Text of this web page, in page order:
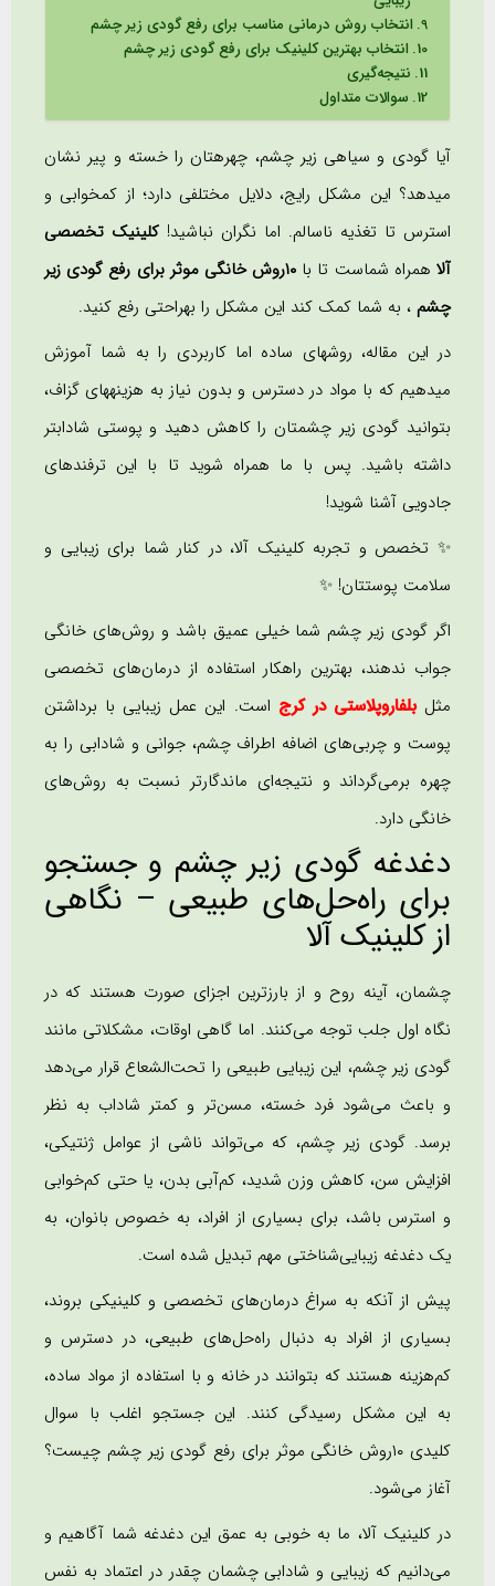
انتخاب روش درمانی مناسب برای رفع گودی زیر چشم
انتخاب بهترین کلینیک برای رفع گودی زیر چشم
نتیجه‌گیری
سوالات متداول
آیا گودی و سیاهی زیر چشم، چهرهتان را خسته و پیر نشان
میدهد؟ این مشکل رایج، دلایل مختلفی دارد؛ از کمخوابی و
استرس تا تغذیه ناسالم. اما نگران نباشید! کلینیک تخصصی
آلاهمراه شماست تا با
١٠روش خانگی موثر برای رفع گودی زیر
چشم، به شما کمک کند این مشکل را بهراحتی رفع کنید.
در این مقاله، روشهای ساده اما کاربردی را به شما آموزش
میدهیم که با مواد در دسترس و بدون نیاز به هزینههای گزاف،
بتوانید گودی زیر چشمتان را کاهش دهید و پوستی شادابتر
داشته باشید. پس با ما همراه شوید تا با این ترفندهای
جادویی آشنا شوید!
✨ تخصص و تجربه کلینیک آلا، در کنار شما برای زیبایی و
سلامت پوستتان! ✨
اگر گودی زیر چشم شما خیلی عمیق باشد و روش‌های خانگی
جواب ندهند، بهترین راهکار استفاده از درمان‌های تخصصی
مثل بلفاروپلاستی در کرجاست. این عمل زیبایی با برداشتن
پوست و چربی‌های اضافه اطراف چشم، جوانی و شادابی را به
چهره برمی‌گرداند و نتیجه‌ای ماندگارتر نسبت به روش‌های
خانگی دارد.
دغدغه گودی زیر چشم و جستجو
برای راه‌حل‌های طبیعی – نگاهی
از کلینیک آلا
چشمان، آینه روح و از بارزترین اجزای صورت هستند که در
نگاه اول جلب توجه می‌کنند. اما گاهی اوقات، مشکلاتی مانند
گودی زیر چشم، این زیبایی طبیعی را تحت‌الشعاع قرار می‌دهد
و باعث می‌شود فرد خسته، مسن‌تر و کمتر شاداب به نظر
برسد. گودی زیر چشم، که می‌تواند ناشی از عوامل ژنتیکی،
افزایش سن، کاهش وزن شدید، کم‌آبی بدن، یا حتی کم‌خوابی
و استرس باشد، برای بسیاری از افراد، به خصوص بانوان، به
یک دغدغه زیبایی‌شناختی مهم تبدیل شده است.
پیش از آنکه به سراغ درمان‌های تخصصی و کلینیکی بروند،
بسیاری از افراد به دنبال راه‌حل‌های طبیعی، در دسترس و
کم‌هزینه هستند که بتوانند در خانه و با استفاده از مواد ساده،
به این مشکل رسیدگی کنند. این جستجو اغلب با سوال
کلیدی ١٠روش خانگی موثر برای رفع گودی زیر چشم چیست؟
آغاز می‌شود.
در کلینیک آلا، ما به خوبی به عمق این دغدغه شما آگاهیم و
می‌دانیم که زیبایی و شادابی چشمان چقدر در اعتماد به نفس